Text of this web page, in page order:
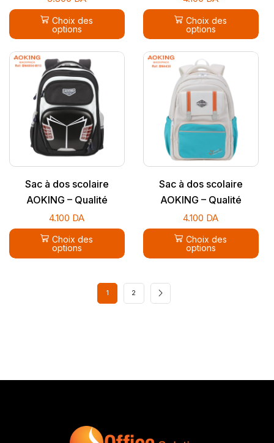
Choix des
options
Choix des
options
Sac à dos scolaire
AOKING – Qualité
supérieure
4.100 DA
Choix des
options
Sac à dos scolaire
AOKING – Qualité
supérieure
4.100 DA
Choix des
options
1 2